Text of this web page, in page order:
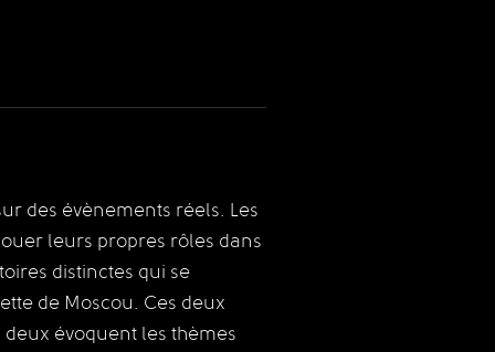
des évènements réels. Les
leurs propres rôles dans
distinctes qui se
de Moscou. Ces deux
évoquent les thèmes